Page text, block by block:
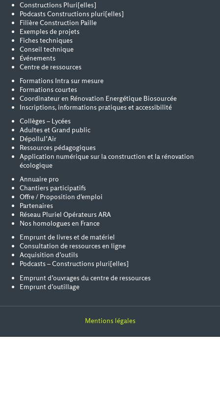
Constructions Pluri[elles]
Podcasts Constructions pluri[elles]
Filière Construction Paille
Exemples de projets
Fiches techniques
Conseil technique
Événements
Centre de ressources
Formations Intra sur mesure
Formations courtes
Coordinateur en Rénovation Energétique Biosourcée
Inscriptions, informations pratiques et accessibilité
Collèges – Lycées
Adultes et Grand public
Dépollul’Air
Ressources pédagogiques
Application numérique sur la construction et la rénovation
écologique
Annuaire pro
Chantiers participatifs
Offre / Proposition d'emploi
Partenaires
Réseau Pluriel Opérateurs ARA
Nos homologues en France
Emprunt de livres et de matériel
Consultation de ressources en ligne
Acquisition d’outils
Podcasts – Constructions pluri[elles]
Emprunt d’ouvrages du centre de ressources
Emprunt d’outillage
Mentions légales